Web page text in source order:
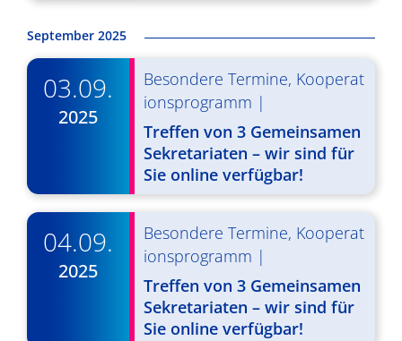
e
n
S
u
c
h
e
n
d
i
c
n
-
N
September 2025
03.09.
2025
Besondere Termine, Kooperat
ionsprogramm |
Treffen von 3 Gemeinsamen
Sekretariaten – wir sind für
Sie online verfügbar!
04.09.
2025
Besondere Termine, Kooperat
ionsprogramm |
Treffen von 3 Gemeinsamen
Sekretariaten – wir sind für
Sie online verfügbar!